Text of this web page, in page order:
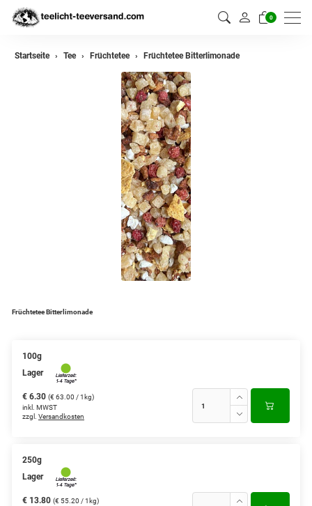
0
zurück
Grüner Tee aus Japan
Teemischungen
Verschiedene Anbaugebiete
Yogi - und Beuteltee
Aromatisierter Grüntee
Startseite Tee Früchtetee Früchtetee Bitterlimonade
Früchtetee Bitterlimonade
100g
Lager
€ 6.30 (€ 63.00 / 1kg)
inkl. MWST
zzgl. Versandkosten
250g
Lager
€ 13.80 (€ 55.20 / 1kg)